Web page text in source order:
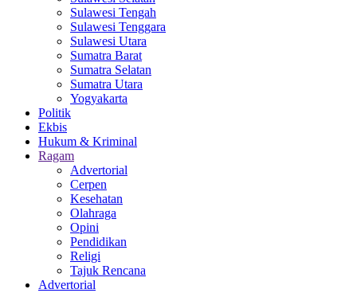
Sulawesi Tengah
Sulawesi Tenggara
Sulawesi Utara
Sumatra Barat
Sumatra Selatan
Sumatra Utara
Yogyakarta
Politik
Ekbis
Hukum & Kriminal
Ragam
Advertorial
Cerpen
Kesehatan
Olahraga
Opini
Pendidikan
Religi
Tajuk Rencana
Advertorial